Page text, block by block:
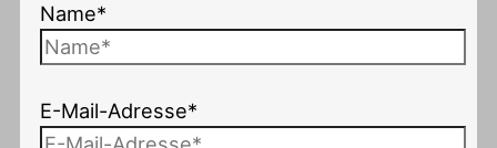
Name*
E-Mail-Adresse*